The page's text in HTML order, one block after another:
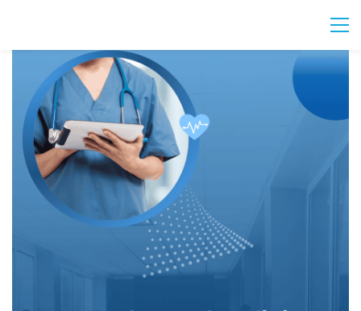
Галузі промисловості Охорона здоров’я